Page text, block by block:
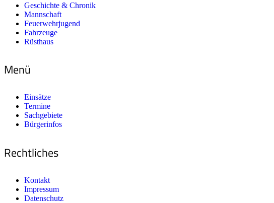
Geschichte & Chronik
Mannschaft
Feuerwehrjugend
Fahrzeuge
Rüsthaus
Menü
Einsätze
Termine
Sachgebiete
Bürgerinfos
Rechtliches
Kontakt
Impressum
Datenschutz